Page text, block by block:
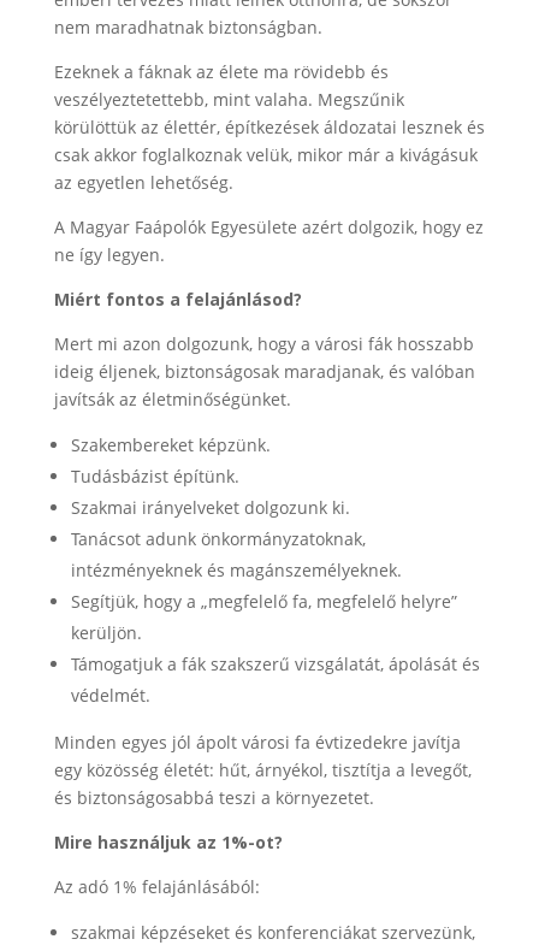
nem maradhatnak biztonságban.
Ezeknek a fáknak az élete ma rövidebb és
veszélyeztetettebb, mint valaha. Megszűnik
körülöttük az élettér, építkezések áldozatai lesznek és
csak akkor foglalkoznak velük, mikor már a kivágásuk
az egyetlen lehetőség.
A Magyar Faápolók Egyesülete azért dolgozik, hogy ez
ne így legyen.
Miért fontos a felajánlásod?
Mert mi azon dolgozunk, hogy a városi fák hosszabb
ideig éljenek, biztonságosak maradjanak, és valóban
javítsák az életminőségünket.
Szakembereket képzünk.
Tudásbázist építünk.
Szakmai irányelveket dolgozunk ki.
Tanácsot adunk önkormányzatoknak,
intézményeknek és magánszemélyeknek.
Segítjük, hogy a „megfelelő fa, megfelelő helyre”
kerüljön.
Támogatjuk a fák szakszerű vizsgálatát, ápolását és
védelmét.
Minden egyes jól ápolt városi fa évtizedekre javítja
egy közösség életét: hűt, árnyékol, tisztítja a levegőt,
és biztonságosabbá teszi a környezetet.
Mire használjuk az 1%-ot?
Az adó 1% felajánlásából:
szakmai képzéseket és konferenciákat szervezünk,